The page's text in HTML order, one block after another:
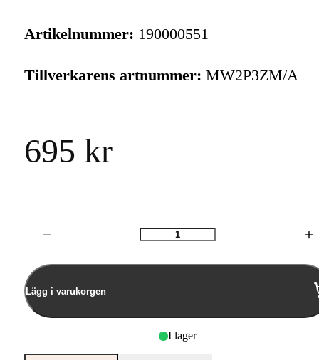
Artikelnummer: 190000551
Tillverkarens artnummer: MW2P3ZM/A
695 kr
Antal
Lägg i varukorgen
I lager